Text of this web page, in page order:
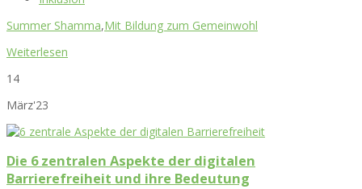
Summer Shamma,Mit Bildung zum Gemeinwohl
Weiterlesen
14
März'23
Die 6 zentralen Aspekte der digitalen
Barrierefreiheit und ihre Bedeutung